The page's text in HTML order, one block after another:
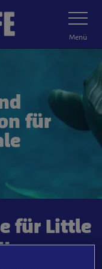
Navigation
Menü
für
für Little